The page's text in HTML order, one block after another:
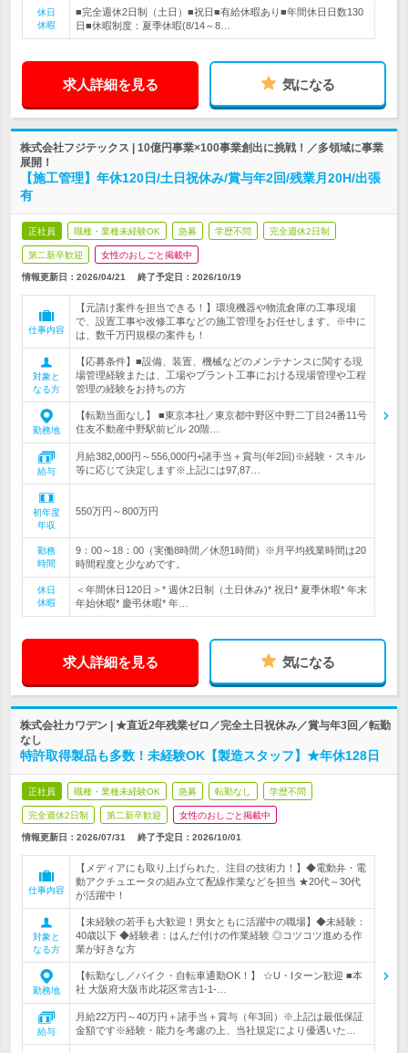
休日
休暇
■完全週休2日制（土日）■祝日■有給休暇あり■年間休日日数130
日■休暇制度：夏季休暇(8/14～8…
求人詳細を見る 気になる
株式会社フジテックス | 10億円事業×100事業創出に挑戦！／多領域に事業
展開！
【施工管理】年休120日/土日祝休み/賞与年2回/残業月20H/出張
有
正社員 職種・業種未経験OK 急募 学歴不問 完全週休2日制
第二新卒歓迎 女性のおしごと掲載中
情報更新日：2026/04/21 終了予定日： 2026/10/19
仕事内容
【元請け案件を担当できる！】環境機器や物流倉庫の工事現場
で、設置工事や改修工事などの施工管理をお任せします。※中に
は、数千万円規模の案件も！
対象と
なる方
【応募条件】■設備、装置、機械などのメンテナンスに関する現
場管理経験または、工場やプラント工事における現場管理や工程
管理の経験をお持ちの方
勤務地
【転勤当面なし】 ■東京本社／東京都中野区中野二丁目24番11号
住友不動産中野駅前ビル 20階…
給与
月給382,000円～556,000円+諸手当＋賞与(年2回)※経験・スキル
等に応じて決定します※上記には97,87…
初年度
年収
550万円～800万円
勤務
時間
9：00～18：00（実働8時間／休憩1時間）※月平均残業時間は20
時間程度と少なめです。
休日
休暇
＜年間休日120日＞* 週休2日制（土日休み)* 祝日* 夏季休暇* 年末
年始休暇* 慶弔休暇* 年…
求人詳細を見る 気になる
株式会社カワデン | ★直近2年残業ゼロ／完全土日祝休み／賞与年3回／転勤
なし
特許取得製品も多数！未経験OK【製造スタッフ】★年休128日
正社員 職種・業種未経験OK 急募 転勤なし 学歴不問
完全週休2日制 第二新卒歓迎 女性のおしごと掲載中
情報更新日：2026/07/31 終了予定日： 2026/10/01
仕事内容
【メディアにも取り上げられた、注目の技術力！】◆電動弁・電
動アクチュエータの組み立て配線作業などを担当 ★20代～30代
が活躍中！
対象と
なる方
【未経験の若手も大歓迎！男女ともに活躍中の職場】◆未経験：
40歳以下 ◆経験者：はんだ付けの作業経験 ◎コツコツ進める作
業が好きな方
勤務地
【転勤なし／バイク・自転車通勤OK！】 ☆U・Iターン歓迎 ■本
社 大阪府大阪市此花区常吉1-1-…
給与
月給22万円～40万円＋諸手当＋賞与（年3回）※上記は最低保証
金額です※経験・能力を考慮の上、当社規定により優遇いた…